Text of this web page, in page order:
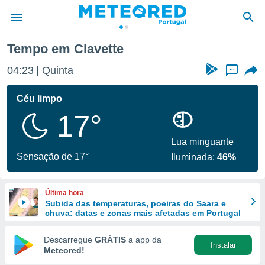
da
foi
fornecidas
a este
das
e
forma
digital
Tempo em Clavette
04:23 Quinta ...
Céu limpo
17°
Sensação de 17°
Lua minguante
Iluminada:46%
Última hora
Subida das temperaturas, poeiras do Saara e
chuva: datas e zonas mais afetadas em Portugal
Descarregue GRÁTIS a app da
Meteored!
Instalar